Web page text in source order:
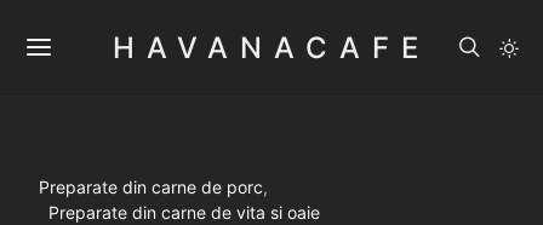
HAVANACAFE
Preparate din carne de porc
Preparate din carne de vita si oaie